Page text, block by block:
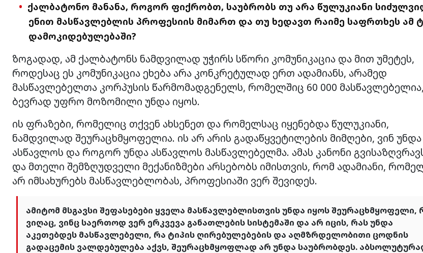
ქალბატონო მანანა, როგორ ფიქრობთ, საუბრობს თუ არა წულუკიანი
ენით მასწავლებლის პროფესიის მიმართ და თუ ხედავთ რაიმე საფრთხეს ამ
დამოკიდებულებაში?
ზოგადად, ამ ქალბატონს ნამდვილად უჭირს სწორი კომუნიკაცია და მით უმეტეს,
როდესაც ეს კომუნიკაცია ეხება არა კონკრეტულად ერთ ადამიანს, არამედ
მასწავლებელთა კორპუსის წარმომადგენელს, რომელშიც 60 000 მასწავლებელია,
ბევრად უფრო მოზომილი უნდა იყოს.
ის ფრაზები, რომელიც თქვენ ახსენეთ და რომელსაც იყენებდა წულუკიანი,
ნამდვილად შეურაცხმყოფელია. ის არ არის გადაწყვეტილების მიმღები, ვინ უნდა
ასწავლოს და როგორ უნდა ასწავლოს მასწავლებელმა. ამას კანონი
და მთელი შემზღუდველი მექანიზმები არსებობს იმისთვის, რომ ადამიანი,
არ იმსახურებს მასწავლებლობას, პროფესიაში ვერ შევიდეს.
ამიტომ მსგავსი შეფასებები ყველა მასწავლებლისთვის უნდა იყოს შეურაცხმყოფელი,
ვიღაც, ვინც საერთოდ ვერ ერკვევა განათლების სისტემაში და არ იცის, რას უნდა
აკეთებდეს მასწავლებელი, რა ტიპის ღირებულებების და აღმზრდელობითი ცოდნის
გადაცემის ვალდებულება აქვს, შეურაცხმყოფლად არ უნდა საუბრობდეს.